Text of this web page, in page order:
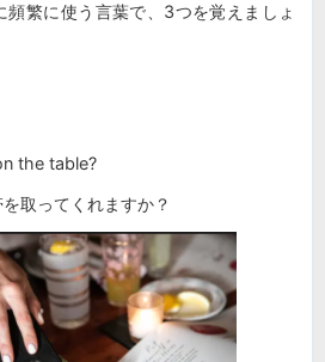
頻繁に使う言葉で、3つを覚えましょ
the table?
取ってくれますか？